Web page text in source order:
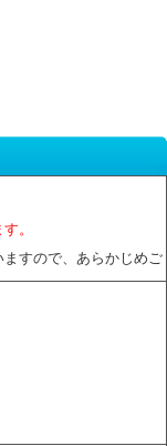
。
すので、あらかじめご